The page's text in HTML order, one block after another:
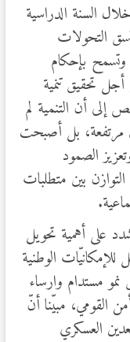
السنة الدراسية
التحولات
وتسمح بإحكام
تحقيق تنمية
إلى أن التنمية لم
مرتفعة، بل أصبحت
الصمود
بين متطلبات
على أهمية تحويل
الوطنية
نمو مستدام وارساء
القومي، مبيّنا أنّ
العسكري